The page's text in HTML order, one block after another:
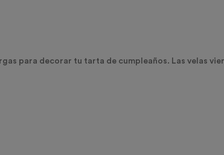
para decorar tu tarta de cumpleaños. Las velas